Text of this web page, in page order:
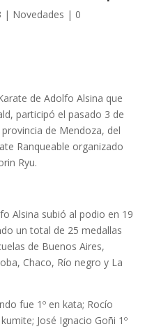
| Novedades | 0
de Adolfo Alsina que
participó el pasado 3 de
de Mendoza, del
Ranqueable organizado
Ryu.
Alsina subió al podio en 19
un total de 25 medallas
de Buenos Aires,
Chaco, Río negro y La
fue 1º en kata; Rocío
José Ignacio Goñi 1º